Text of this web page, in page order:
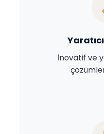
İnovatif ve